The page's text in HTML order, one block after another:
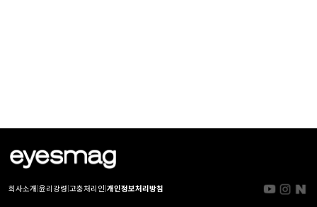
회사소개 윤리강령 고충처리인 개인정보처리방침